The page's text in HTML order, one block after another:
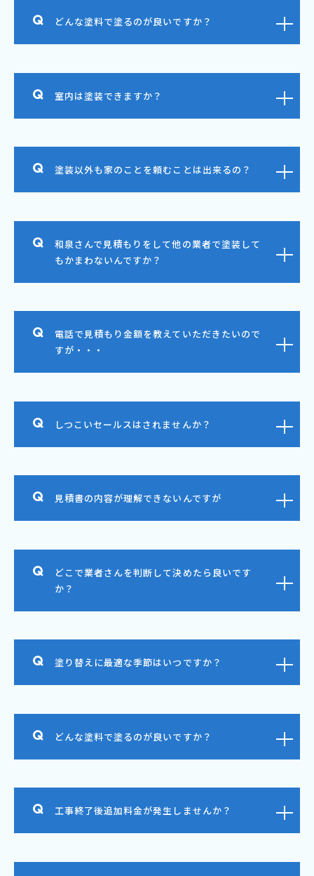
どんな塗料で塗るのが良いですか？
室内は塗装できますか？
塗装以外も家のことを頼むことは出来るの？
和泉さんで見積もりをして他の業者で塗装して
もかまわないんですか？
電話で見積もり金額を教えていただきたいので
すが・・・
しつこいセールスはされませんか？
見積書の内容が理解できないんですが
どこで業者さんを判断して決めたら良いです
か？
塗り替えに最適な季節はいつですか？
どんな塗料で塗るのが良いですか？
工事終了後追加料金が発生しませんか？